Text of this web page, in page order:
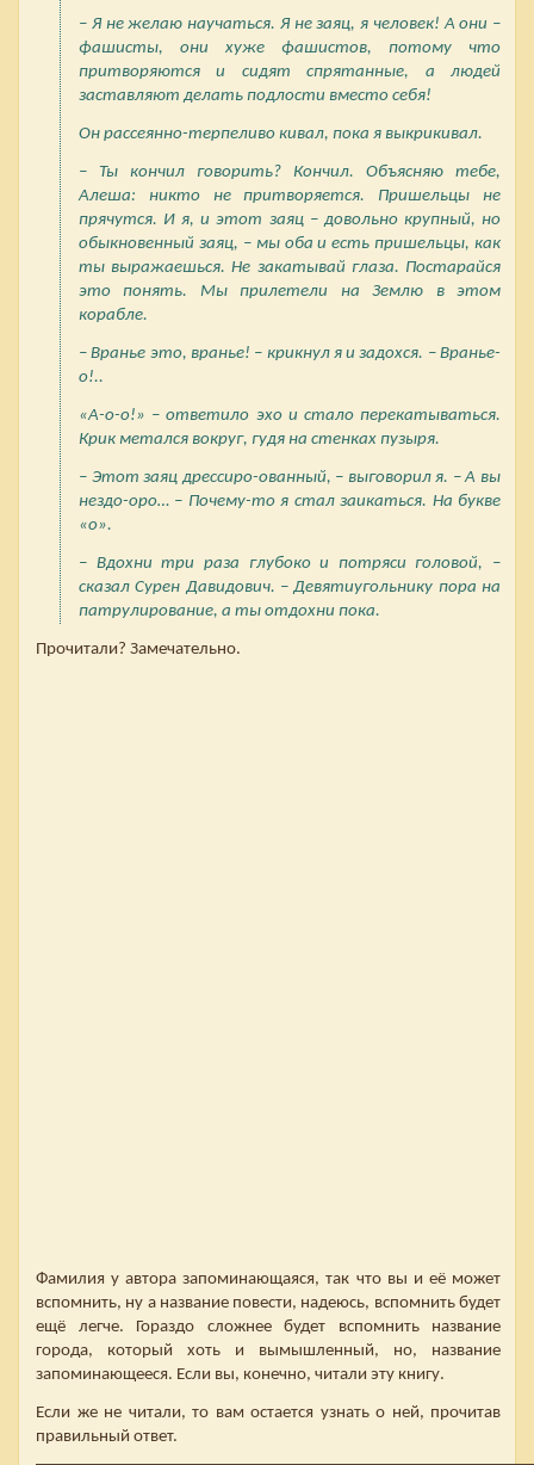
– Я не желаю научаться. Я не заяц, я человек! А они –
фашисты, они хуже фашистов, потому что
притворяются и сидят спрятанные, а людей
заставляют делать подлости вместо себя!
Он рассеянно-терпеливо кивал, пока я выкрикивал.
– Ты кончил говорить? Кончил. Объясняю тебе,
Алеша: никто не притворяется. Пришельцы не
прячутся. И я, и этот заяц – довольно крупный, но
обыкновенный заяц, – мы оба и есть пришельцы, как
ты выражаешься. Не закатывай глаза. Постарайся
это понять. Мы прилетели на Землю в этом
корабле.
– Вранье это, вранье! – крикнул я и задохся. – Вранье-
о!..
«А-о-о!» – ответило эхо и стало перекатываться.
Крик метался вокруг, гудя на стенках пузыря.
– Этот заяц дрессиро-ованный, – выговорил я. – А вы
нездо-оро… – Почему-то я стал заикаться. На букве
«о».
– Вдохни три раза глубоко и потряси головой, –
сказал Сурен Давидович. – Девятиугольнику пора на
патрулирование, а ты отдохни пока.
Прочитали? Замечательно.
Фамилия у автора запоминающаяся, так что вы и её может
вспомнить, ну а название повести, надеюсь, вспомнить будет
ещё легче. Гораздо сложнее будет вспомнить название
города, который хоть и вымышленный, но, название
запоминающееся. Если вы, конечно, читали эту книгу.
Если же не читали, то вам остается узнать о ней, прочитав
правильный ответ.